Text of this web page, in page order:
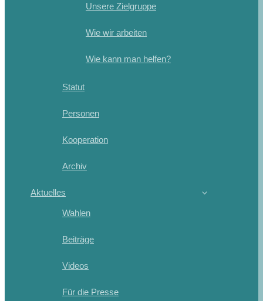
Unsere Zielgruppe
Wie wir arbeiten
Wie kann man helfen?
Statut
Personen
Kooperation
Archiv
Aktuelles
Wahlen
Beiträge
Videos
Für die Presse